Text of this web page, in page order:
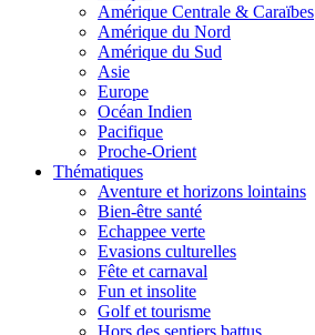
Amérique Centrale & Caraïbes
Amérique du Nord
Amérique du Sud
Asie
Europe
Océan Indien
Pacifique
Proche-Orient
Thématiques
Aventure et horizons lointains
Bien-être santé
Echappee verte
Evasions culturelles
Fête et carnaval
Fun et insolite
Golf et tourisme
Hors des sentiers battus